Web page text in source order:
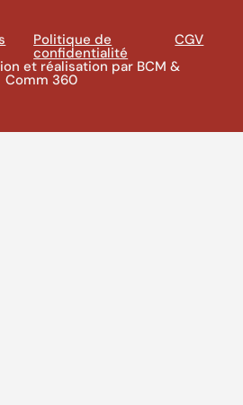
Politique de
confidentialité
CGV
et réalisation par BCM &
Comm 360